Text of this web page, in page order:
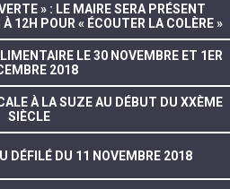
PRÉSENT
12H POUR « ÉCOUTER LA COLÈRE »
LE 30 NOVEMBRE ET 1ER
2018
À LA SUZE AU DÉBUT DU XXÈME
SIÈCLE
DÉFILÉ DU 11 NOVEMBRE 2018